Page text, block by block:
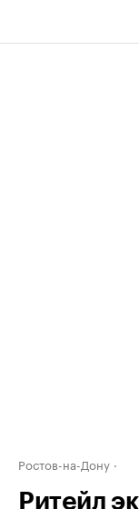
Ростов-на-Дону
Ритейл